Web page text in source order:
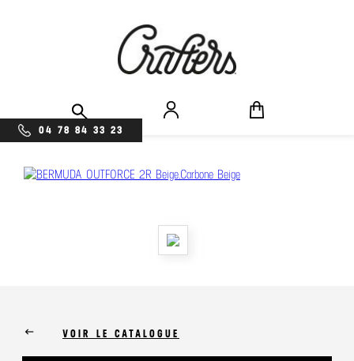
04 78 84 33 23
keyboard_backspace VOIR LE CATALOGUE